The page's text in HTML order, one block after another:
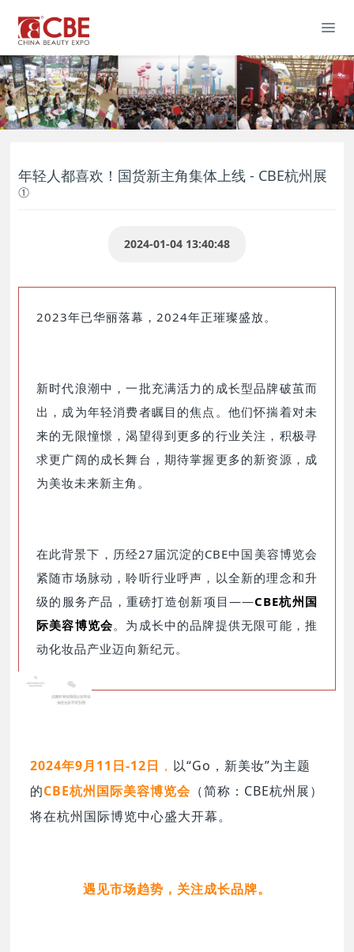
年轻人都喜欢！国货新主角集体上线 - CBE杭州展
①
2024-01-04 13:40:48
2023年已华丽落幕，2024年正璀璨盛放。
新时代浪潮中，一批充满活力的成长型品牌破茧而
出，成为年轻消费者瞩目的焦点。他们怀揣着对未
来的无限憧憬，渴望得到更多的行业关注，积极寻
求更广阔的成长舞台，期待掌握更多的新资源，成
为美妆未来新主角。
在此背景下，历经27届沉淀的CBE中国美容博览会
紧随市场脉动，聆听行业呼声，以全新的理念和升
级的服务产品，重磅打造创新项目——CBE杭州国
际美容博览会。为成长中的品牌提供无限可能，推
动化妆品产业迈向新纪元。
2024年9月11日-12日 ， 以“Go，新美妆”为主题
的CBE杭州国际美容博览会 （简称：CBE杭州展）
将在杭州国际博览中心盛大开幕。
遇见市场趋势，关注成长品牌。